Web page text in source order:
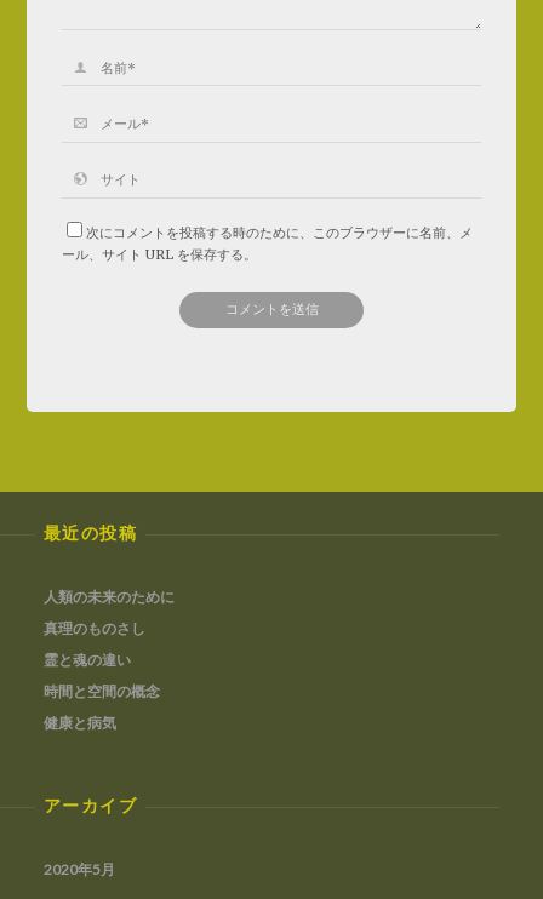
次にコメントを投稿する時のために、このブラウザーに名前、メ
ール、サイト URL を保存する。
最近の投稿
人類の未来のために
真理のものさし
霊と魂の違い
時間と空間の概念
健康と病気
アーカイブ
2020年5月